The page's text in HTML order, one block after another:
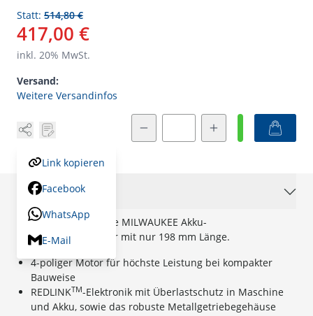
Statt: 514,80 €
417,00 €
inkl. 20% MwSt.
Versand:
Weitere Versandinfos
Link kopieren
Facebook
WhatsApp
E-Mail
Beschreibung
Der extrem handliche MILWAUKEE Akku-
Schlagbohrschrauber mit nur 198 mm Länge.
4-poliger Motor für höchste Leistung bei kompakter
Bauweise
REDLINKTM-Elektronik mit Überlastschutz in Maschine
und Akku, sowie das robuste Metallgetriebegehäuse